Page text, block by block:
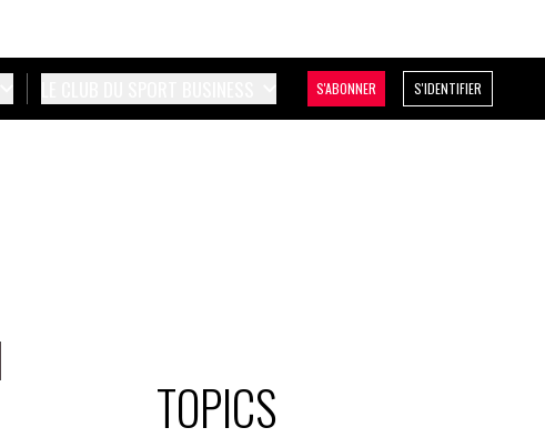
S'ABONNER S'IDENTIFIER
TOPICS